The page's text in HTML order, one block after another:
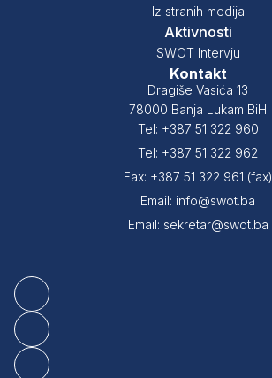
Iz stranih medija
Aktivnosti
SWOT Intervju
Kontakt
Dragiše Vasića 13
78000 Banja Lukam BiH
Tel: +387 51 322 960
Tel: +387 51 322 962
Fax: +387 51 322 961 (fax)
Email: info@swot.ba
Email: sekretar@swot.ba